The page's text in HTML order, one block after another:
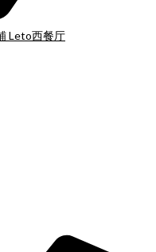
Leto西餐厅